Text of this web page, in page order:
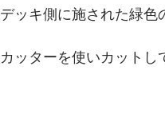
デッキ側に施された緑色
カッターを使いカットし